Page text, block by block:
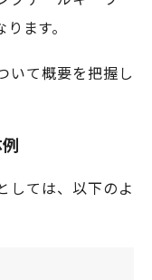
ます。
いて概要を把握し
しては、以下のよ